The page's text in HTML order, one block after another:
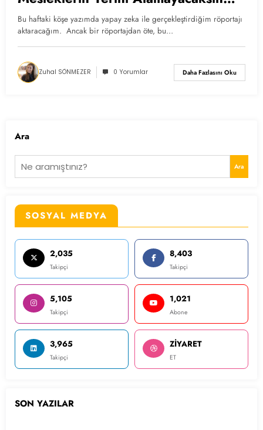
Diye Soruldu
Bu haftaki köşe yazımda yapay zeka ile gerçekleştirdiğim röportajı
aktaracağım. Ancak bir röportajdan öte, bu…
Zuhal SÖNMEZER 0 Yorumlar Daha Fazlasını Oku
Ara
Ara
SOSYAL MEDYA
2,035
Takipçi
8,403
Takipçi
5,105
Takipçi
1,021
Abone
3,965
Takipçi
ZİYARET
ET
SON YAZILAR